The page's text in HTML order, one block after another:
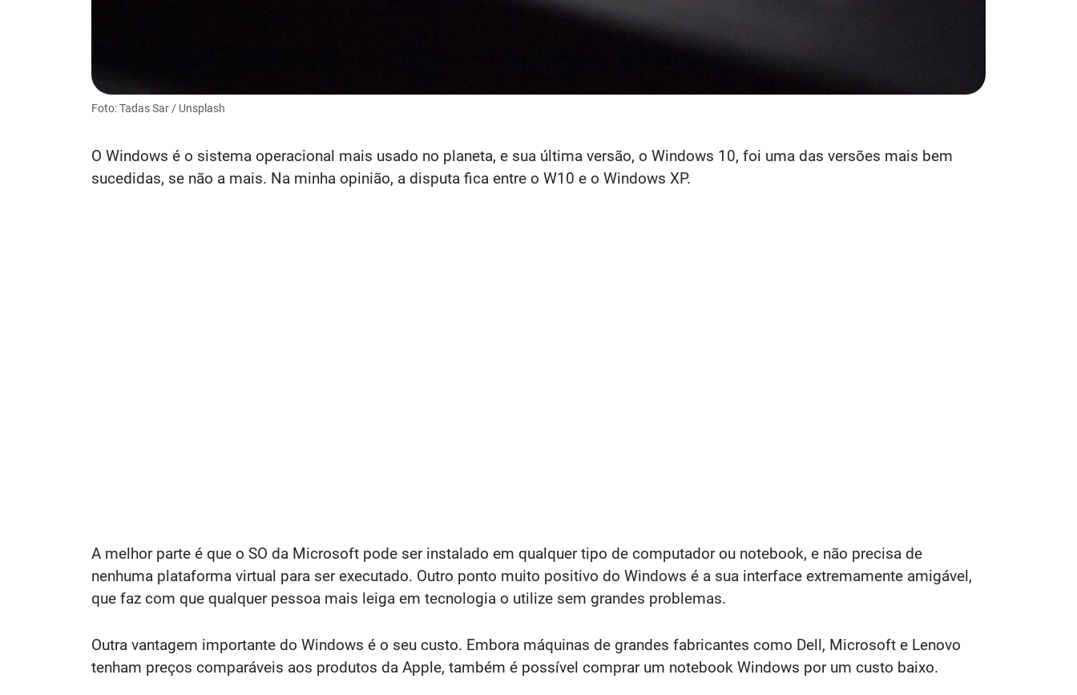
Foto: Tadas Sar / Unsplash
O Windows é o sistema operacional mais usado no planeta, e sua última versão, o Windows 10, foi uma das versões mais bem
sucedidas, se não a mais. Na minha opinião, a disputa fica entre o W10 e o Windows XP.
A melhor parte é que o SO da Microsoft pode ser instalado em qualquer tipo de computador ou notebook, e não precisa de
nenhuma plataforma virtual para ser executado. Outro ponto muito positivo do Windows é a sua interface extremamente amigável,
que faz com que qualquer pessoa mais leiga em tecnologia o utilize sem grandes problemas.
Outra vantagem importante do Windows é o seu custo. Embora máquinas de grandes fabricantes como Dell, Microsoft e Lenovo
tenham preços comparáveis aos produtos da Apple, também é possível comprar um notebook Windows por um custo baixo.